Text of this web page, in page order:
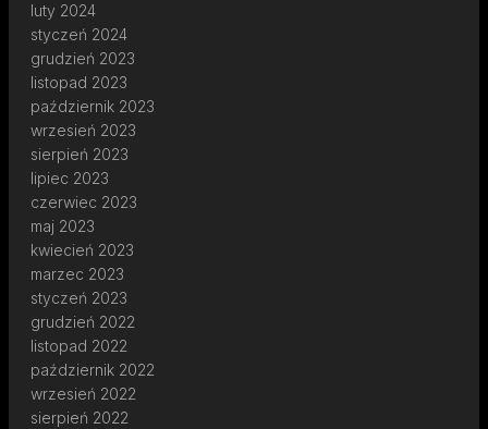
luty 2024
styczeń 2024
grudzień 2023
listopad 2023
październik 2023
wrzesień 2023
sierpień 2023
lipiec 2023
czerwiec 2023
maj 2023
kwiecień 2023
marzec 2023
styczeń 2023
grudzień 2022
listopad 2022
październik 2022
wrzesień 2022
sierpień 2022